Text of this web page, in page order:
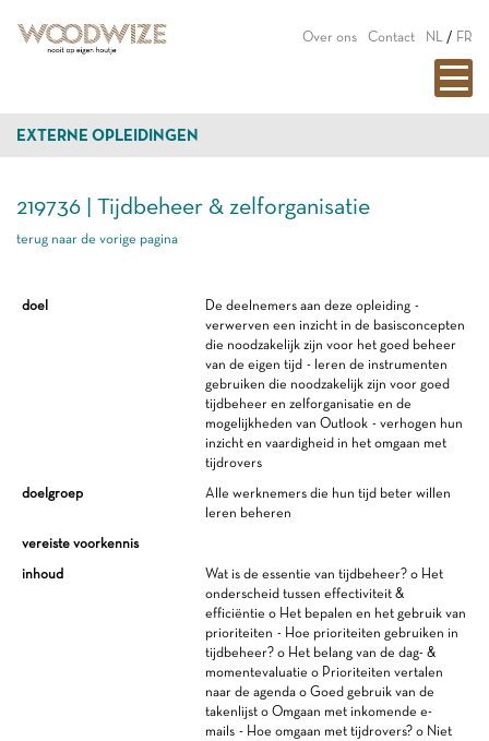
Over ons Contact NL / FR
EXTERNE OPLEIDINGEN
219736 | Tijdbeheer & zelforganisatie
terug naar de vorige pagina
doel
De deelnemers aan deze opleiding -
verwerven een inzicht in de basisconcepten
die noodzakelijk zijn voor het goed beheer
van de eigen tijd - leren de instrumenten
gebruiken die noodzakelijk zijn voor goed
tijdbeheer en zelforganisatie en de
mogelijkheden van Outlook - verhogen hun
inzicht en vaardigheid in het omgaan met
tijdrovers
doelgroep
Alle werknemers die hun tijd beter willen
leren beheren
vereiste voorkennis
inhoud
Wat is de essentie van tijdbeheer? o Het
onderscheid tussen effectiviteit &
efficiëntie o Het bepalen en het gebruik van
prioriteiten - Hoe prioriteiten gebruiken in
tijdbeheer? o Het belang van de dag- &
momentevaluatie o Prioriteiten vertalen
naar de agenda o Goed gebruik van de
takenlijst o Omgaan met inkomende e-
mails - Hoe omgaan met tijdrovers? o Niet